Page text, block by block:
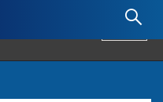
Angers.fr : Retour à l'accueil